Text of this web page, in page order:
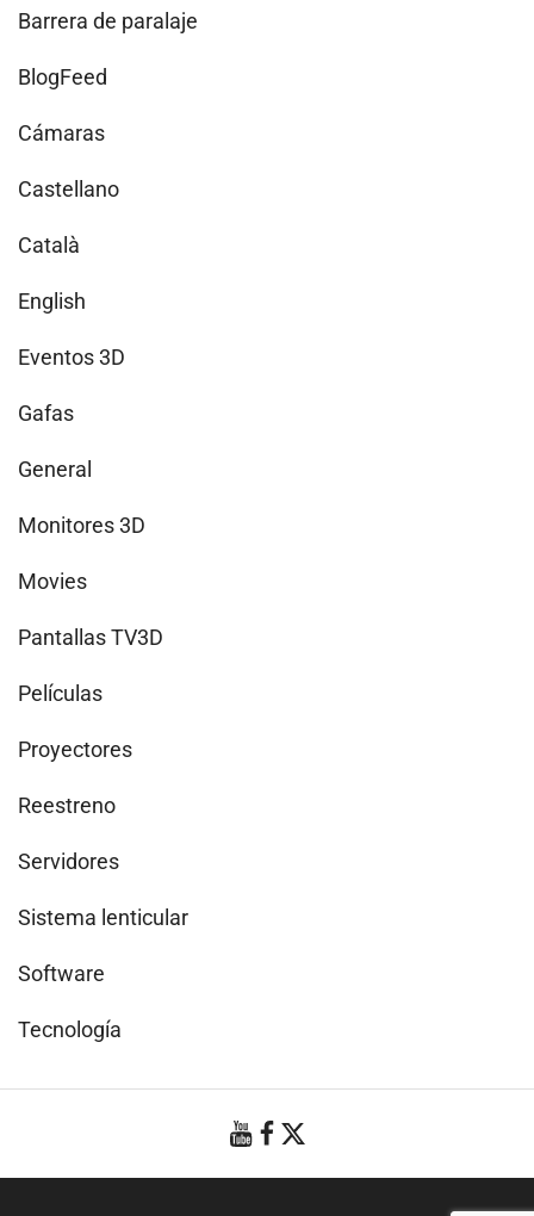
Barrera de paralaje
BlogFeed
Cámaras
Castellano
Català
English
Eventos 3D
Gafas
General
Monitores 3D
Movies
Pantallas TV3D
Películas
Proyectores
Reestreno
Servidores
Sistema lenticular
Software
Tecnología